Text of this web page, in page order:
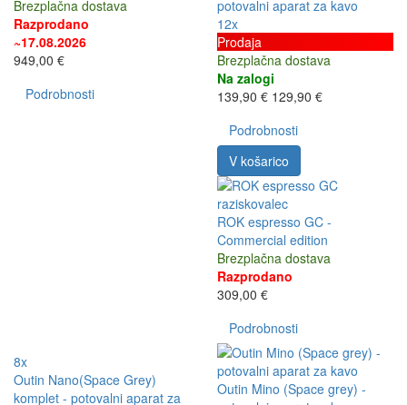
Brezplačna dostava
Razprodano
~17.08.2026
949,00 €
Podrobnosti
potovalni aparat za kavo
12x
Prodaja
Brezplačna dostava
Na zalogi
139,90 € 129,90 €
Podrobnosti
V košarico
8x
Outin Nano(Space Grey)
komplet - potovalni aparat za
ROK espresso GC -
Commercial edition
Brezplačna dostava
Razprodano
309,00 €
Podrobnosti
Outin Mino (Space grey) -